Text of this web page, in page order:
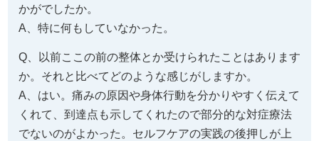
かがでしたか。
A、特に何もしていなかった。
Q、以前ここの前の整体とか受けられたことはあります
か。それと比べてどのような感じがしますか。
A、はい。痛みの原因や身体行動を分かりやすく伝えて
くれて、到達点も示してくれたので部分的な対症療法
でないのがよかった。セルフケアの実践の後押しが上